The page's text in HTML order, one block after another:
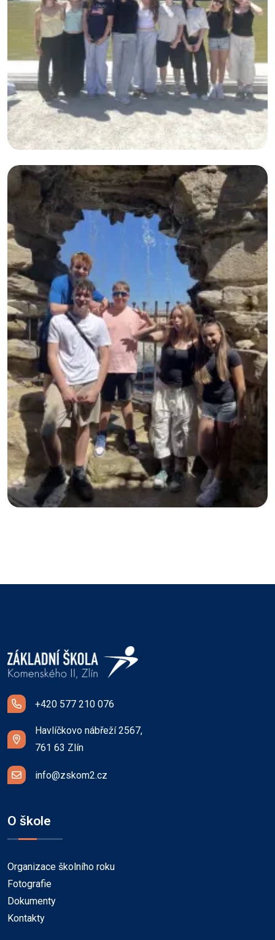
+420 577 210 076
Havlíčkovo nábřeží 2567,
761 63 Zlín
info@zskom2.cz
O škole
Organizace školního roku
Fotografie
Dokumenty
Kontakty